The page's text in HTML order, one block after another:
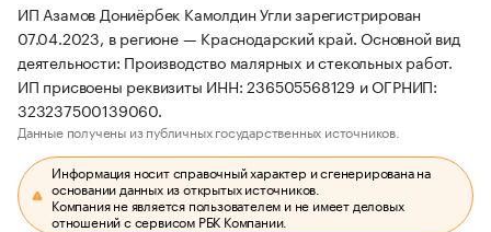
ИП Азамов Дониёрбек Камолдин Угли зарегистрирован
07.04.2023, в регионе — Краснодарский край. Основной вид
деятельности: Производство малярных и стекольных работ.
ИП присвоены реквизиты ИНН: 236505568129 и ОГРНИП:
323237500139060.
Данные получены из публичных государственных источников.
Информация носит справочный характер и сгенерирована на
основании данных из открытых источников.
Компания не является пользователем и не имеет деловых
отношений с сервисом РБК Компании.